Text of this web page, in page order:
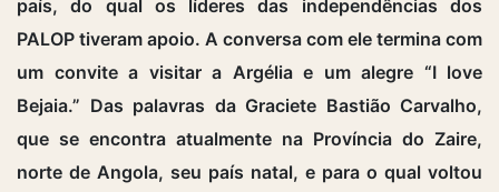
país, do qual os líderes das independências dos
PALOP tiveram apoio. A conversa com ele termina com
um convite a visitar a Argélia e um alegre “I love
Bejaia.” Das palavras da Graciete Bastião Carvalho,
que se encontra atualmente na Província do Zaire,
norte de Angola, seu país natal, e para o qual voltou